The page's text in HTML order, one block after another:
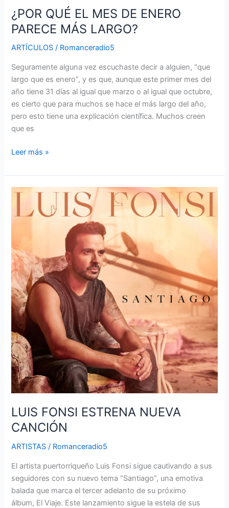
¿POR QUÉ EL MES DE ENERO
PARECE MÁS LARGO?
ARTÍCULOS / Romanceradio5
Seguramente alguna vez escuchaste decir a alguien, “que
largo que es enero”, y es que, aunque este primer mes del
año tiene 31 días al igual que marzo o al igual que octubre,
es cierto que para muchos se hace el más largo del año,
pero esto tiene una explicación científica. Muchos creen
que es
Leer más »
LUIS FONSI ESTRENA NUEVA
CANCIÓN
ARTISTAS / Romanceradio5
El artista puertorriqueño Luis Fonsi sigue cautivando a sus
seguidores con su nuevo tema “Santiago”, una emotiva
balada que marca el tercer adelanto de su próximo
álbum, El Viaje. Este lanzamiento sigue la estela de sus
LUIS
ESTRENA